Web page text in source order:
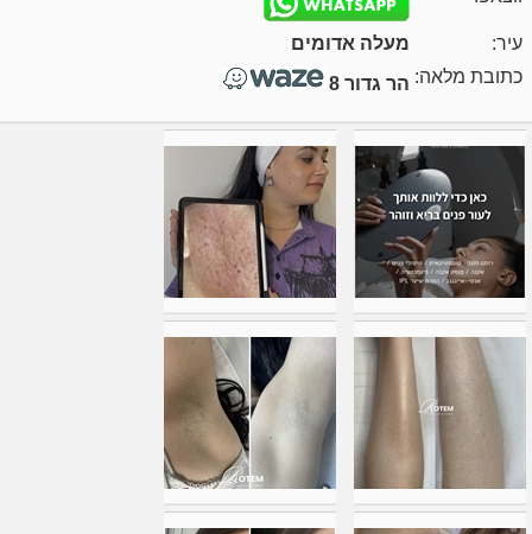
עיר:
מעלה אדומים
כתובת מלאה: הר גדור 8